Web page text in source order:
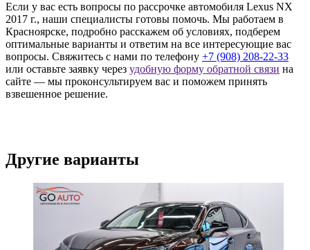
Если у вас есть вопросы по рассрочке автомобиля Lexus NX
2017 г., наши специалисты готовы помочь. Мы работаем в
Красноярске, подробно расскажем об условиях, подберем
оптимальные варианты и ответим на все интересующие вас
вопросы. Свяжитесь с нами по телефону +7 (908) 208-22-33
или оставьте заявку через удобную форму обратной связи на
сайте — мы проконсультируем вас и поможем принять
взвешенное решение.
Другие варианты